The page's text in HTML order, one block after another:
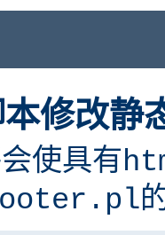
修改静
使具有